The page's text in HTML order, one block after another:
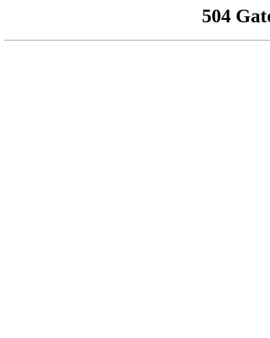
504